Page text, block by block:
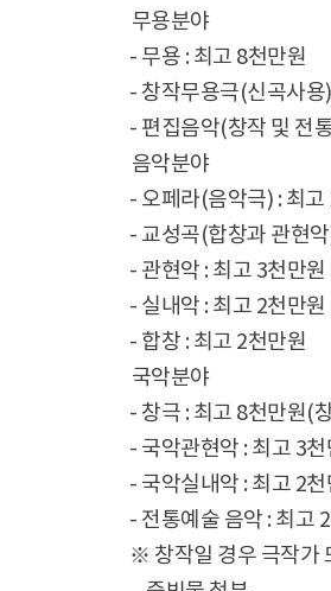
무용분야
- 무용 : 최고 8천만원
- 창작무용극(신곡사용
- 편집음악(창작 및 전
음악분야
- 오페라(음악극) : 최고
- 교성곡(합창과 관현
- 관현악 : 최고 3천만원
- 실내악 : 최고 2천만원
- 합창 : 최고 2천만원
국악분야
- 창극 : 최고 8천만원(
- 국악관현악 : 최고 3천
- 국악실내악 : 최고 2천
- 전통예술 음악 : 최고
※ 창작일 경우 극작가